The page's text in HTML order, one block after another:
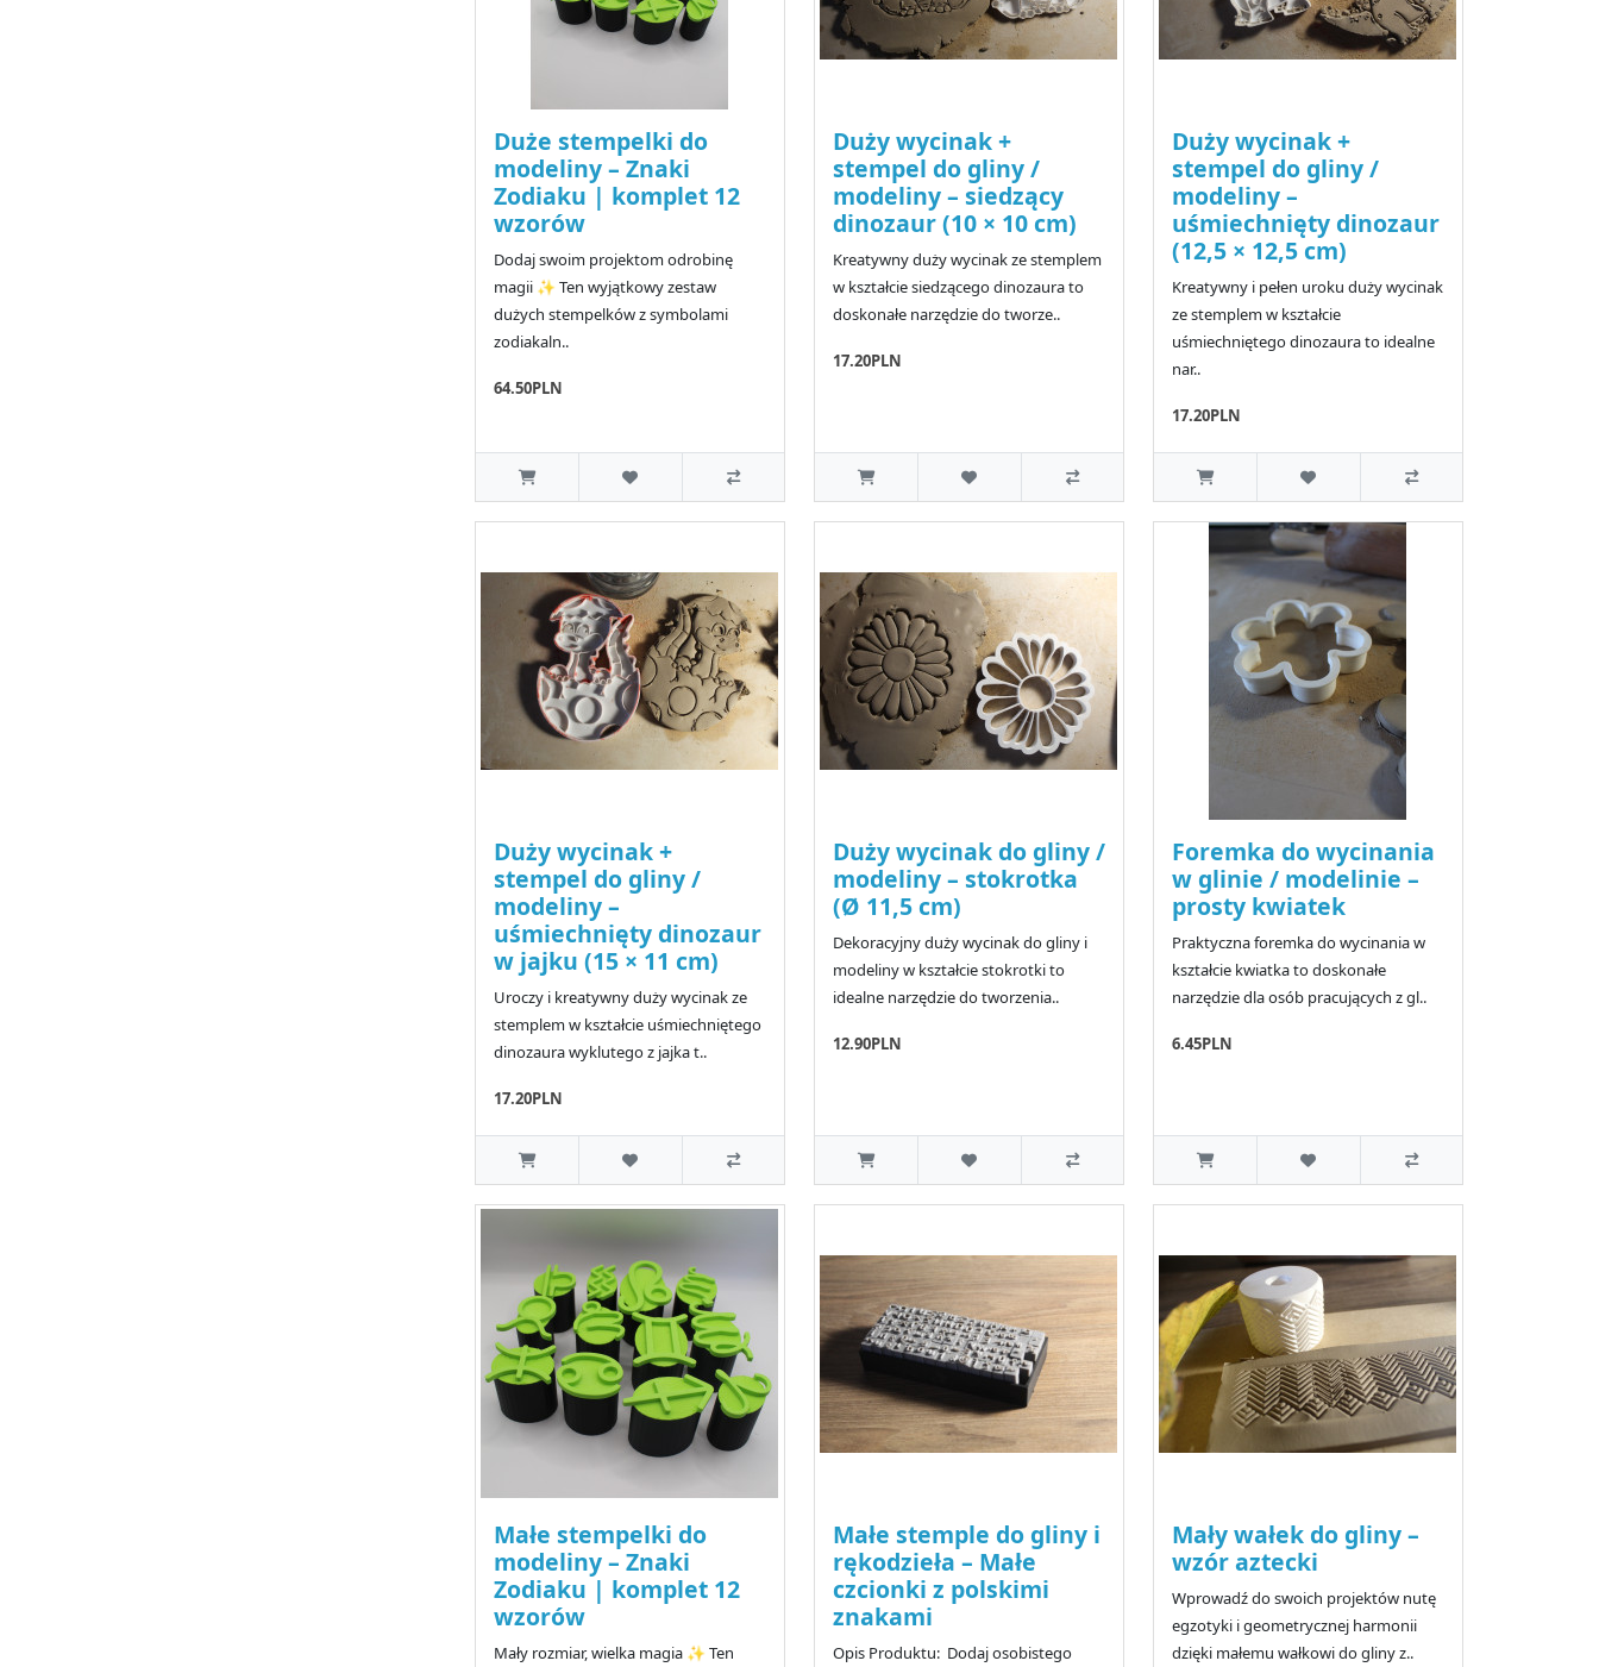
Duże stempelki do
modeliny – Znaki
Zodiaku | komplet 12
wzorów
Dodaj swoim projektom odrobinę
magii ✨ Ten wyjątkowy zestaw
dużych stempelków z symbolami
zodiakaln..
64.50PLN
Duży wycinak +
stempel do gliny /
modeliny – siedzący
dinozaur (10 × 10 cm)
Kreatywny duży wycinak ze stemplem
w kształcie siedzącego dinozaura to
doskonałe narzędzie do tworze..
17.20PLN
Duży wycinak +
stempel do gliny /
modeliny –
uśmiechnięty dinozaur
(12,5 × 12,5 cm)
Kreatywny i pełen uroku duży wycinak
ze stemplem w kształcie
uśmiechniętego dinozaura to idealne
nar..
17.20PLN
Duży wycinak +
stempel do gliny /
modeliny –
uśmiechnięty dinozaur
w jajku (15 × 11 cm)
Uroczy i kreatywny duży wycinak ze
stemplem w kształcie uśmiechniętego
dinozaura wyklutego z jajka t..
17.20PLN
Duży wycinak do gliny /
modeliny – stokrotka
(Ø 11,5 cm)
Dekoracyjny duży wycinak do gliny i
modeliny w kształcie stokrotki to
idealne narzędzie do tworzenia..
12.90PLN
Foremka do wycinania
w glinie / modelinie –
prosty kwiatek
Praktyczna foremka do wycinania w
kształcie kwiatka to doskonałe
narzędzie dla osób pracujących z gl..
6.45PLN
Małe stempelki do
modeliny – Znaki
Zodiaku | komplet 12
wzorów
Mały rozmiar, wielka magia ✨ Ten
Małe stemple do gliny i
rękodzieła – Małe
czcionki z polskimi
znakami
Opis Produktu: Dodaj osobistego
Mały wałek do gliny –
wzór aztecki
Wprowadź do swoich projektów nutę
egzotyki i geometrycznej harmonii
dzięki małemu wałkowi do gliny z..